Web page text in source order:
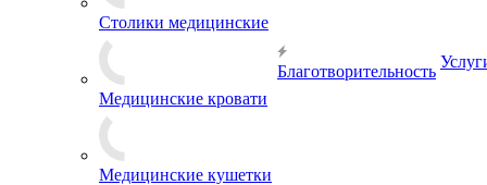
Столики медицинские
Медицинские кровати
Медицинские кушетки
Благотворительность